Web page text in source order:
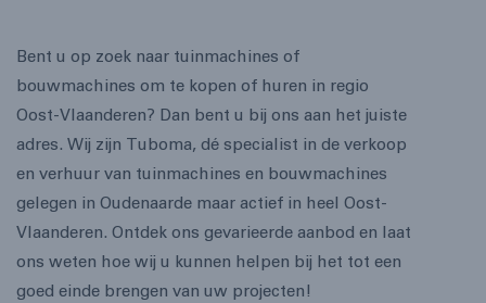
Bent u op zoek naar tuinmachines of
bouwmachines om te kopen of huren in regio
Oost-Vlaanderen? Dan bent u bij ons aan het juiste
adres. Wij zijn Tuboma, dé specialist in de verkoop
en verhuur van tuinmachines en bouwmachines
gelegen in Oudenaarde maar actief in heel Oost-
Vlaanderen. Ontdek ons gevarieerde aanbod en laat
ons weten hoe wij u kunnen helpen bij het tot een
goed einde brengen van uw projecten!